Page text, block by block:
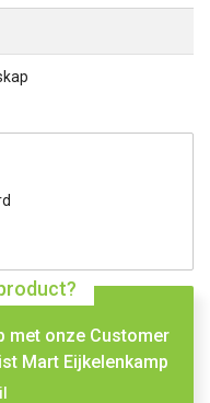
met onze Customer
Mart Eijkelenkamp